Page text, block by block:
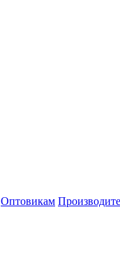
Оптовикам